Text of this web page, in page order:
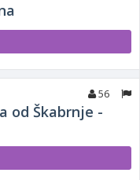
56
od Škabrnje -